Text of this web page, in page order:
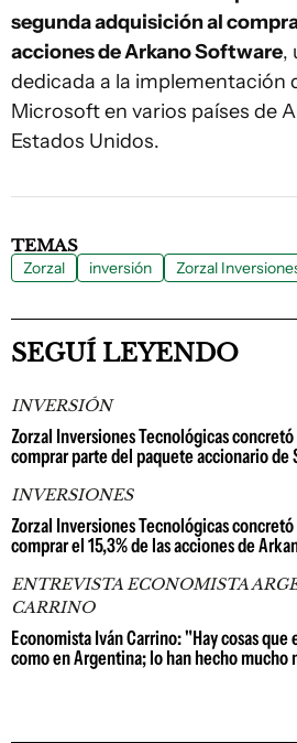
segunda adquisición al
acciones de Arkano Software,
dedicada a la implementación
Microsoft en varios países de
Estados Unidos.
TEMAS
Zorzal inversión Zorzal
SEGUÍ LEYENDO
INVERSIÓN
Zorzal Inversiones Tecnológicas
comprar parte del paquete accionario de
INVERSIONES
Zorzal Inversiones Tecnológicas
comprar el 15,3% de las acciones de
ENTREVISTA ECONOMISTA
CARRINO
Economista Iván Carrino: "Hay cosas
como en Argentina; lo han hecho mucho